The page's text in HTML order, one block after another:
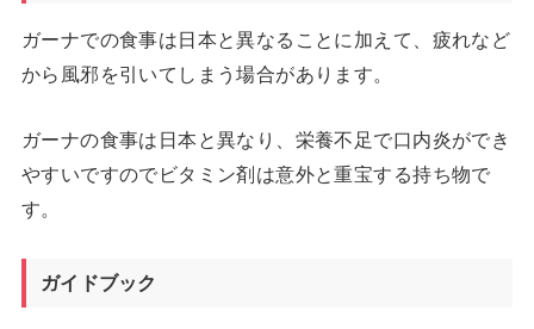
ガーナでの食事は日本と異なることに加えて、疲れなど
から風邪を引いてしまう場合があります。
ガーナの食事は日本と異なり、栄養不足で口内炎ができ
やすいですのでビタミン剤は意外と重宝する持ち物で
す。
ガイドブック